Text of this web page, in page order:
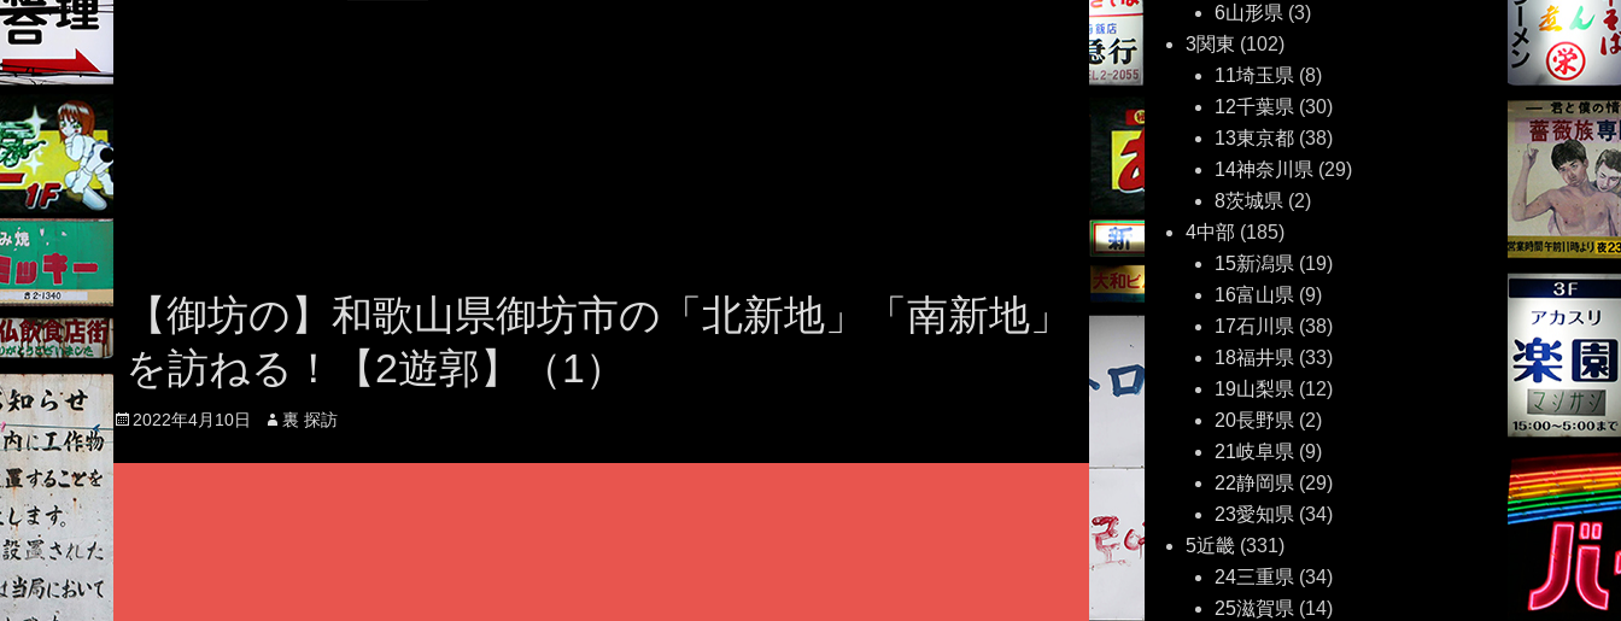
【御坊の】和歌山県御坊市の「北新地」「南新地」
を訪ねる！【2遊郭】（1）
Posted
on
2022年4月10日 Author
裏 探訪
6山形県 (3)
3関東 (102)
11埼玉県 (8)
12千葉県 (30)
13東京都 (38)
14神奈川県 (29)
8茨城県 (2)
4中部 (185)
15新潟県 (19)
16富山県 (9)
17石川県 (38)
18福井県 (33)
19山梨県 (12)
20長野県 (2)
21岐阜県 (9)
22静岡県 (29)
23愛知県 (34)
5近畿 (331)
24三重県 (34)
25滋賀県 (14)